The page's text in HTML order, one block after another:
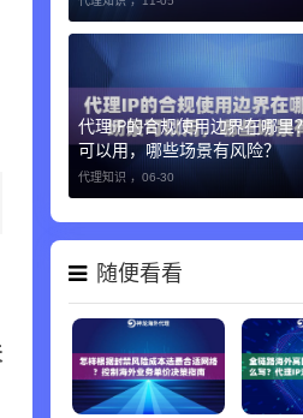
代理IP的合规使用边界在哪里
可以用，哪些场景有风险？
随便看看